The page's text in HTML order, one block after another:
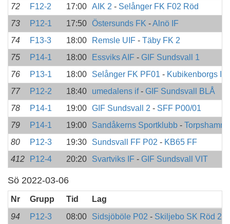
72
F12-2 17:00 AIK 2 - Selånger FK F02 Röd
73
P12-1 17:50 Östersunds FK -Alnö IF
74
F13-3 18:00 Remsle UIF - Täby FK 2
75
P14-1 18:00 Essviks AIF - GIF Sundsvall 1
76
P13-1 18:00 Selånger FK PF01 - Kubikenborgs IF
77
P12-2 18:40 umedalens if- GIF Sundsvall BLÅ
78
P14-1 19:00 GIF Sundsvall 2 - SFF P00/01
79
P14-1 19:00 Sandåkerns Sportklubb -
80
P12-3 19:30 Sundsvall FF P02 - KB65 FF
412
P12-4 20:20 Svartviks IF - GIF Sundsvall VIT
Sö 2022-03-06
Nr Grupp Tid
Lag
94
P12-3 08:00 Sidsjöböle P02 - Skiljebo SK Röd 2